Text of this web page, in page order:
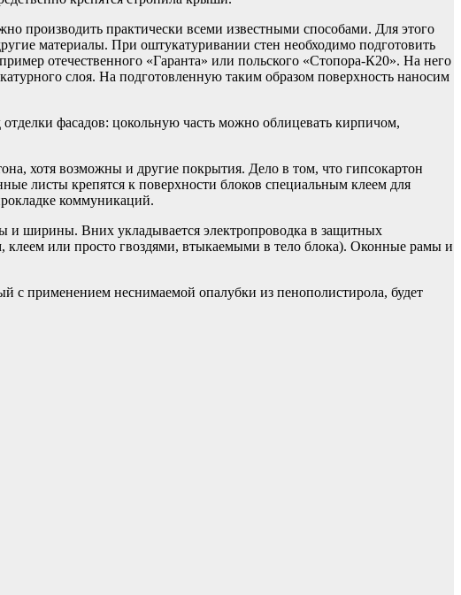
производить практически всеми известными способами. Для этого
материалы. При оштукатуривании стен необходимо подготовить
отечественного «Гаранта» или польского «Стопора-К20». На него
слоя. На подготовленную таким образом поверхность наносим
фасадов: цокольную часть можно облицевать кирпичом,
хотя возможны и другие покрытия. Дело в том, что гипсокартон
листы крепятся к поверхности блоков специальным клеем для
коммуникаций.
и ширины. Вних укладывается электропроводка в защитных
или просто гвоздями, втыкаемыми в тело блока). Оконные рамы и
применением неснимаемой опалубки из пенополистирола, будет